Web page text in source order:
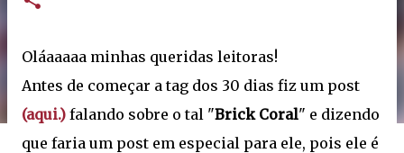
Oláaaaaa minhas queridas leitoras!
Antes de começar a tag dos 30 dias fiz um post
(aqui.) falando sobre o tal "Brick Coral" e dizendo
que faria um post em especial para ele, pois ele é